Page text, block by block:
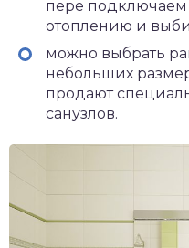
пере подключаем
отоплению и
можно выбрать
небольших
продают
санузлов.